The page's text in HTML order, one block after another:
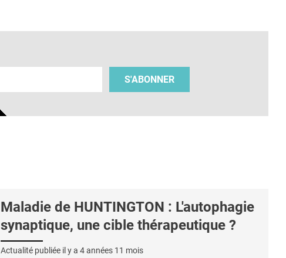
S'ABONNER
Maladie de HUNTINGTON : L'autophagie
synaptique, une cible thérapeutique ?
Actualité publiée il y a 4 années 11 mois